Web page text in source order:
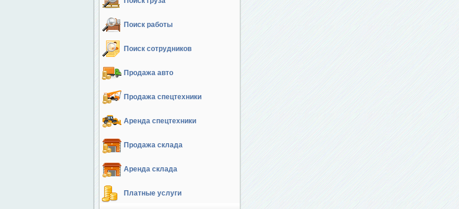
Поиск работы
Поиск сотрудников
Продажа авто
Продажа спецтехники
Аренда спецтехники
Продажа склада
Аренда склада
Платные услуги